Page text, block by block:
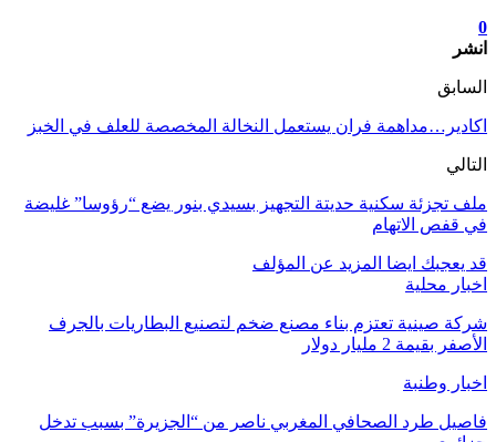
0
انشر
السابق
اكادير…مداهمة فران يستعمل النخالة المخصصة للعلف في الخبز
التالي
ملف تجزئة سكنية حديتة التجهيز بسيدي بنور يضع “رؤوسا” غليضة
في قفص الاتهام
قد يعجبك ايضا المزيد عن المؤلف
اخبار محلية
شركة صينية تعتزم بناء مصنع ضخم لتصنيع البطاريات بالجرف
الأصفر بقيمة 2 مليار دولار
اخبار وطنبة
فاصيل طرد الصحافي المغربي ناصر من “الجزيرة” بسبب تدخل